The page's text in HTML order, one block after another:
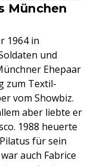
München
1964 in
und
Ehepaar
zum Textil-
vom Showbiz.
aber liebte er
1988 heuerte
für sein
auch Fabrice